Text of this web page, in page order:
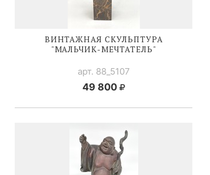
ВИНТАЖНАЯ СКУЛЬПТУРА
"МАЛЬЧИК-МЕЧТАТЕЛЬ"
арт. 88_5107
49 800